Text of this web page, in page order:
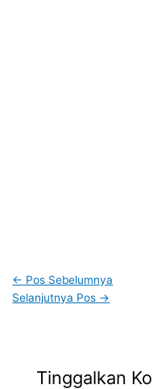
← Pos Sebelumnya
Selanjutnya Pos →
Tinggalkan